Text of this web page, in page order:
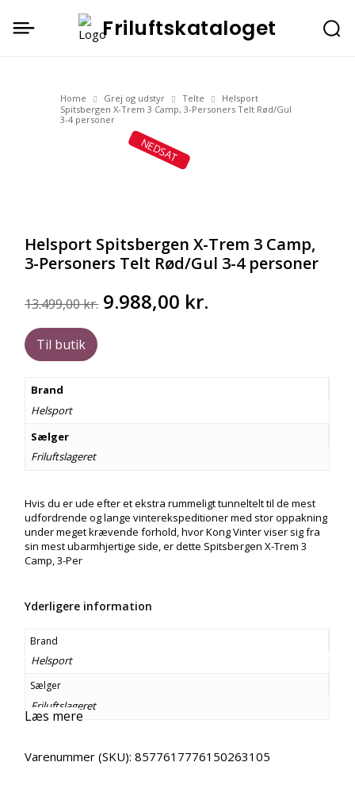
Friluftskataloget
Home Grej og udstyr Telte
Helsport
Spitsbergen X-Trem 3 Camp, 3-Personers Telt Rød/Gul
3-4 personer
NEDSAT
Helsport Spitsbergen X-Trem 3 Camp,
3-Personers Telt Rød/Gul 3-4 personer
13.499,00kr. Den
oprindelige
9.988,00 kr.
Til butik
Brand
Helsport
Sælger
Friluftslageret
Hvis du er ude efter et ekstra rummeligt tunneltelt til de mest
udfordrende og lange vinterekspeditioner med stor oppakning
under meget krævende forhold, hvor Kong Vinter viser sig fra
sin mest ubarmhjertige side, er dette Spitsbergen X-Trem 3
Camp, 3-Per
Yderligere information
Brand
Helsport
Sælger
Friluftslageret
Læs mere
Varenummer (SKU):8577617776150263105